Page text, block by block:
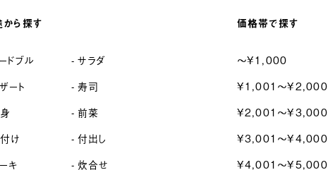
ら探す
ドブル
サラダ
ート
寿司
前菜
け
付出し
キ
炊合せ
価格帯で探す
〜¥1,000
¥1,001〜¥2,000
¥2,001〜¥3,000
¥3,001〜¥4,000
¥4,001〜¥5,000